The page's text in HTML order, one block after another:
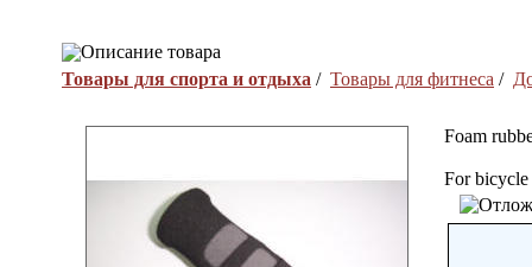
Описание товара
Товары для спорта и отдыха / Товары для фитнеса /
Foam
For